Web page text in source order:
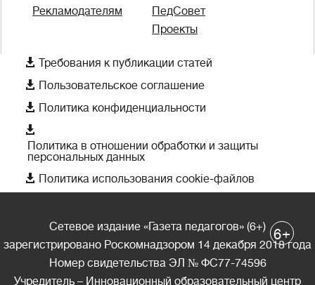
Рекламодателям
ПедСовет
Проекты
 Требования к публикации статей
 Пользовательское соглашение
 Политика конфиденциальности

Политика в отношении обработки и защиты
персональных данных
 Политика использования cookie-файлов
Сетевое издание «Газета педагогов» (6+)
зарегистрировано Роскомнадзором 14 декабря 2018 года
Номер свидетельства ЭЛ № ФС77-74596
Учредитель – Инновационный образовательный центр
6+